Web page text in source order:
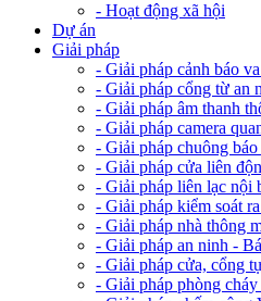
- Hoạt động xã hội
Dự án
Giải pháp
- Giải pháp cảnh báo
- Giải pháp cổng từ an
- Giải pháp âm thanh
- Giải pháp camera
- Giải pháp chuông
- Giải pháp cửa liên
- Giải pháp liên lạc nội
- Giải pháp kiểm soát
- Giải pháp nhà thông
- Giải pháp an ninh -
- Giải pháp cửa, cổng
- Giải pháp phòng